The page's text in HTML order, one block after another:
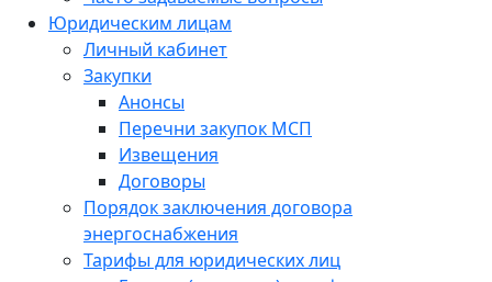
Юридическим лицам
Личный кабинет
Закупки
Анонсы
Перечни закупок МСП
Извещения
Договоры
Порядок заключения договора
энергоснабжения
Тарифы для юридических лиц